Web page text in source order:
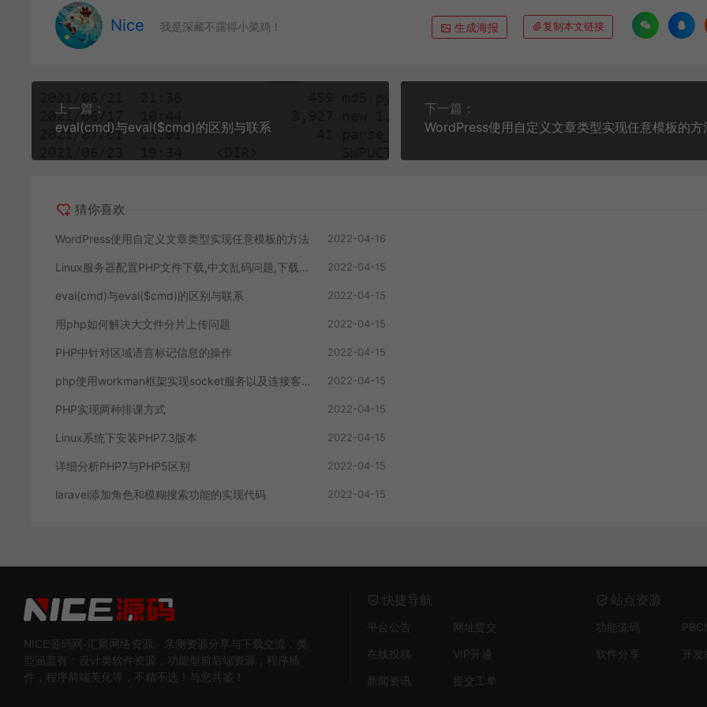
Nice 我是深藏不露得小菜鸡！ 生成海报 复制本文链接
上一篇：
eval(cmd)与eval($cmd)的区别与联系
下一篇：
WordPress使用自定义文章类型实现任意模板的方
猜你喜欢
WordPress使用自定义文章类型实现任意模板的方法 2022-04-16
Linux服务器配置PHP文件下载,中文乱码问题,下载出错如何解决 2022-04-15
eval(cmd)与eval($cmd)的区别与联系 2022-04-15
用php如何解决大文件分片上传问题 2022-04-15
PHP中针对区域语言标记信息的操作 2022-04-15
php使用workman框架实现socket服务以及连接客户端 2022-04-15
PHP实现两种排课方式 2022-04-15
Linux系统下安装PHP7.3版本 2022-04-15
详细分析PHP7与PHP5区别 2022-04-15
laravel添加角色和模糊搜索功能的实现代码 2022-04-15
NICE源码网-汇聚网络资源、亲测资源分享与下载交流，类
型涵盖有：设计类软件资源，功能型前后端资源，程序插
件，程序前端美化等，不精不选！与您共鉴！
快捷导航
平台公告
网址提交
在线投稿
VIP开通
新闻资讯
提交工单
站点资源
功能源码
软件分享
开